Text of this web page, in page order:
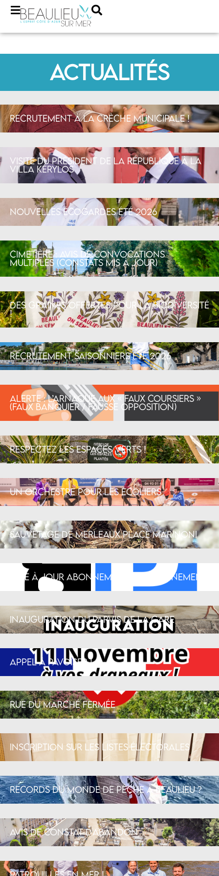
Actualités
Recrutement à la crèche municipale !
Visite du Président de la République à la
Villa Kérylos
Nouvelles écogardes été 2026
Cimetière : avis de convocations
multiples (constats mis à jour)
Des graines offertes pour la biodiversité
!
Recrutement saisonniers été 2026
Alerte : l’arnaque aux « faux coursiers »
(faux banquier / fausse opposition)
Respectez les espaces verts !
Un orchestre pour les écoliers
Sauvetage de merleaux place Marinoni
Mise à jour abonnements stationnement
Inauguration du parvis de la gare
Appel à pavoiser !
Rue du marché fermée
Inscription sur les listes électorales
Records du monde de pêche à Beaulieu ?
Avis de constat d’abandon